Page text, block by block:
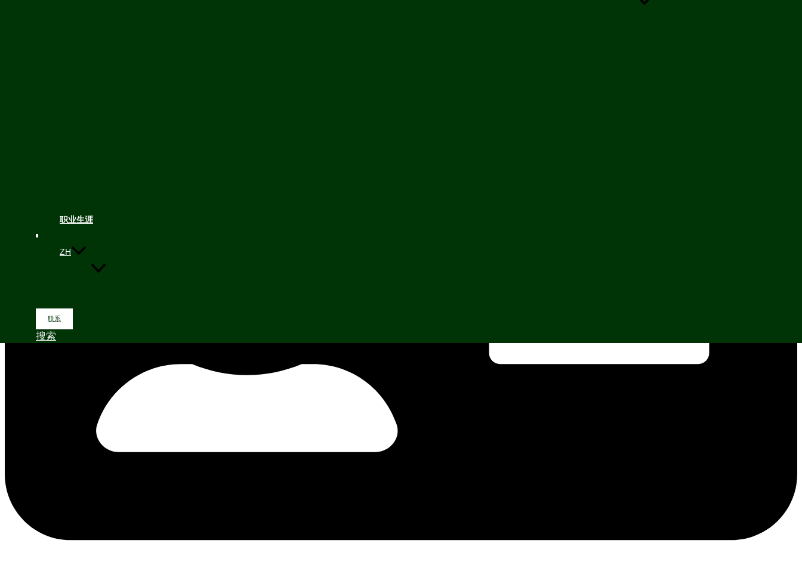
职业生涯
ZH
联系
搜索